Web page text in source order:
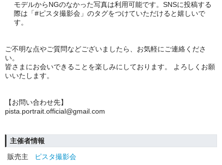
モデルからNGのなかった写真は利用可能です。SNSに投稿する
際は「#ピスタ撮影会」のタグをつけていただけると嬉しいで
す。
ご不明な点やご質問などございましたら、お気軽にご連絡くださ
い。
皆さまにお会いできることを楽しみにしております。 よろしくお願
いいたします。
【お問い合わせ先】
pista.portrait.official@gmail.com
主催者情報
販売主
ピスタ撮影会